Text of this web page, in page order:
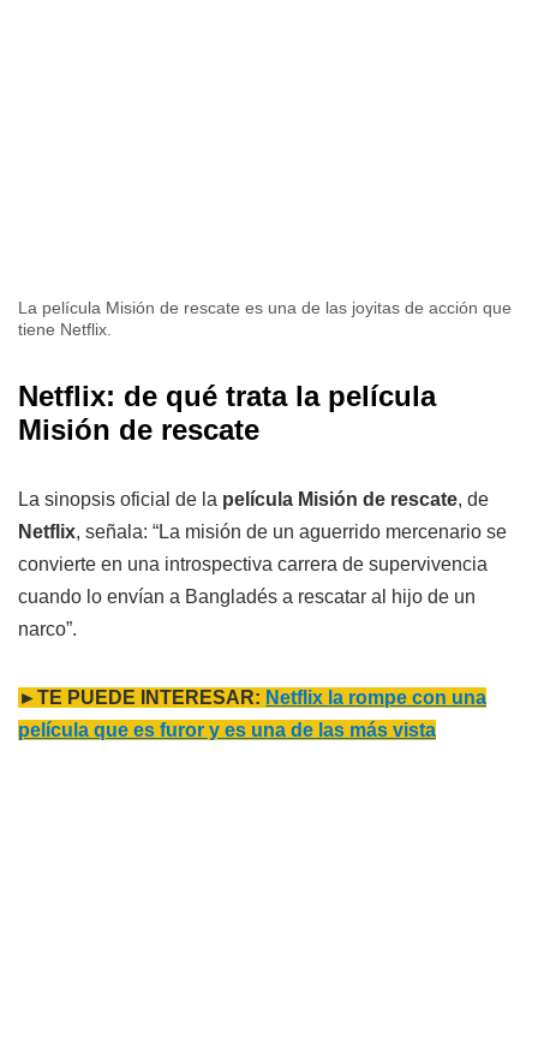
La película Misión de rescate es una de las joyitas de acción que
tiene Netflix.
Netflix: de qué trata la película
Misión de rescate
La sinopsis oficial de la película Misión de rescate, de
Netflix, señala: “La misión de un aguerrido mercenario se
convierte en una introspectiva carrera de supervivencia
cuando lo envían a Bangladés a rescatar al hijo de un
narco”.
►TE PUEDE INTERESAR: Netflix la rompe con una
película que es furor y es una de las más vista